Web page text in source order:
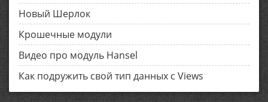
Новый Шерлок
Крошечные модули
Видео про модуль Hansel
Как подружить свой тип данных с Views